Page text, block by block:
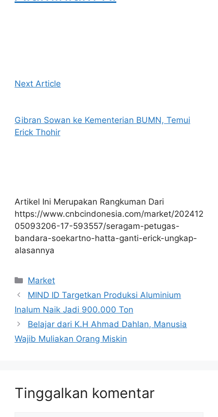
Next Article
Gibran Sowan ke Kementerian BUMN, Temui
Erick Thohir
Artikel Ini Merupakan Rangkuman Dari
https://www.cnbcindonesia.com/market/202412
05093206-17-593557/seragam-petugas-
bandara-soekartno-hatta-ganti-erick-ungkap-
alasannya
Kategori
Market
MIND ID Targetkan Produksi Aluminium
Inalum Naik Jadi 900.000 Ton
Belajar dari K.H Ahmad Dahlan, Manusia
Wajib Muliakan Orang Miskin
Tinggalkan komentar